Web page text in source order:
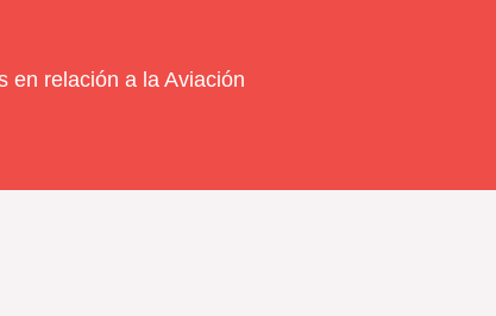
en relación a la Aviación